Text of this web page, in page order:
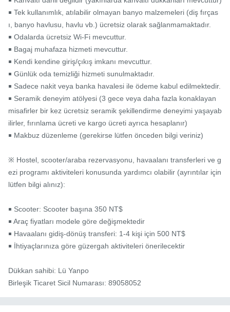
￭ Tek kullanımlık, atılabilir olmayan banyo malzemeleri (diş fırças
ı, banyo havlusu, havlu vb.) ücretsiz olarak sağlanmamaktadır.
￭ Odalarda ücretsiz Wi-Fi mevcuttur.
￭ Bagaj muhafaza hizmeti mevcuttur.
￭ Kendi kendine giriş/çıkış imkanı mevcuttur.
￭ Günlük oda temizliği hizmeti sunulmaktadır.
￭ Sadece nakit veya banka havalesi ile ödeme kabul edilmektedir.
￭ Seramik deneyim atölyesi (3 gece veya daha fazla konaklayan
misafirler bir kez ücretsiz seramik şekillendirme deneyimi yaşayab
ilirler, fırınlama ücreti ve kargo ücreti ayrıca hesaplanır)
￭ Makbuz düzenleme (gerekirse lütfen önceden bilgi veriniz)
※ Hostel, scooter/araba rezervasyonu, havaalanı transferleri ve g
ezi programı aktiviteleri konusunda yardımcı olabilir (ayrıntılar için
lütfen bilgi alınız):
￭ Scooter: Scooter başına 350 NT$
￭ Araç fiyatları modele göre değişmektedir
￭ Havaalanı gidiş-dönüş transferi: 1-4 kişi için 500 NT$
￭ İhtiyaçlarınıza göre güzergah aktiviteleri önerilecektir
Dükkan sahibi: Lü Yanpo
Birleşik Ticaret Sicil Numarası: 89058052